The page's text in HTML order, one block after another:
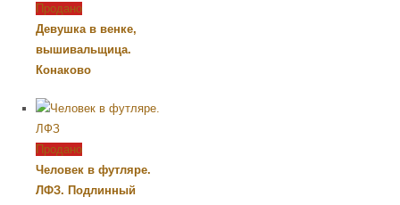
Продано
Девушка в венке,
вышивальщица.
Конаково
Продано
Человек в футляре.
ЛФЗ. Подлинный